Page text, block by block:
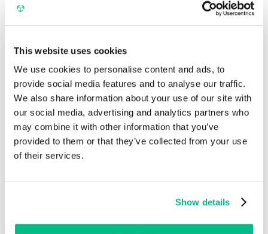
This website uses cookies
We use cookies to personalise content and ads, to
provide social media features and to analyse our traffic.
We also share information about your use of our site with
our social media, advertising and analytics partners who
may combine it with other information that you’ve
provided to them or that they’ve collected from your use
of their services.
Show details
Pośrednia
Shopware
Shopware, upraszczając zarządzanie handlem